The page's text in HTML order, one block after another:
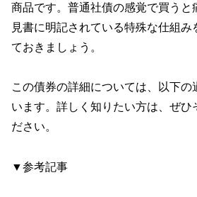
商品です。普通社債の感覚で買うと
見書に明記されている特殊な仕組み
ておきましょう。
この債券の詳細については、以下の
います。詳しく知りたい方は、ぜひ
ださい。
▼参考記事